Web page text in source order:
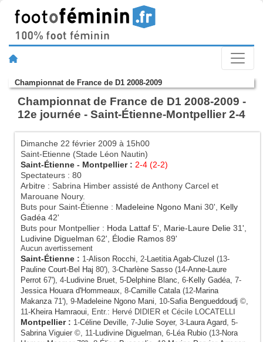
Championnat de France de D1 2008-2009
Championnat de France de D1 2008-2009 -
12e journée - Saint-Étienne-Montpellier 2-4
Dimanche 22 février 2009 à 15h00
Saint-Etienne (Stade Léon Nautin)
Saint-Étienne - Montpellier: 2-4 (2-2)
Spectateurs : 80
Arbitre : Sabrina Himber assisté de Anthony Carcel et
Marouane Noury.
Buts pour Saint-Étienne : Madeleine Ngono Mani 30', Kelly
Gadéa 42'
Buts pour Montpellier : Hoda Lattaf 5', Marie-Laure Delie 31',
Ludivine Diguelman 62', Élodie Ramos 89'
Aucun avertissement
Saint-Étienne : 1-Alison Rocchi, 2-Laetitia Agab-Cluzel (13-
Pauline Court-Bel Haj 80'), 3-Charlène Sasso (14-Anne-Laure
Perrot 67'), 4-Ludivine Bruet, 5-Delphine Blanc, 6-Kelly Gadéa, 7-
Jessica Houara d'Hommeaux, 8-Camille Catala(12-Marina
Makanza71'), 9-Madeleine Ngono Mani, 10-Safia Bengueddoudj ©,
11-Kheira Hamraoui, Entr.: Hervé DIDIER et Cécile LOCATELLI
Montpellier: 1-Céline Deville, 7-Julie Soyer, 3-Laura Agard, 5-
Sabrina Viguier ©, 11-Ludivine Diguelman, 6-Léa Rubio (13-Nora